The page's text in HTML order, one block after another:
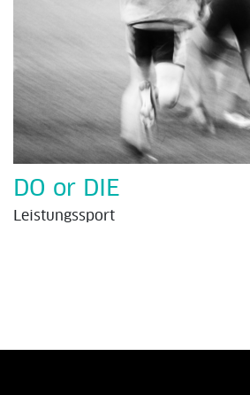
DO or DIE
Leistungssport